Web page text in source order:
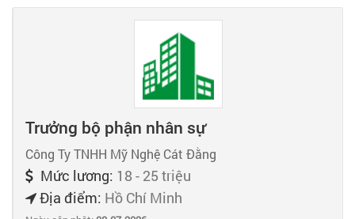
Trưởng bộ phận nhân sự
Công Ty TNHH Mỹ Nghệ Cát Đằng
Mức lương: 18 - 25 triệu
Địa điểm: Hồ Chí Minh